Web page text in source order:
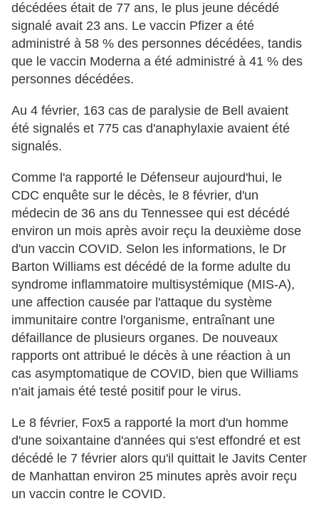
décédées était de 77 ans, le plus jeune décédé
signalé avait 23 ans. Le vaccin Pfizer a été
administré à 58 % des personnes décédées, tandis
que le vaccin Moderna a été administré à 41 % des
personnes décédées.
Au 4 février, 163 cas de paralysie de Bell avaient
été signalés et 775 cas d'anaphylaxie avaient été
signalés.
Comme l'a rapporté le Défenseur aujourd'hui, le
CDC enquête sur le décès, le 8 février, d'un
médecin de 36 ans du Tennessee qui est décédé
environ un mois après avoir reçu la deuxième dose
d'un vaccin COVID. Selon les informations, le Dr
Barton Williams est décédé de la forme adulte du
syndrome inflammatoire multisystémique (MIS-A),
une affection causée par l'attaque du système
immunitaire contre l'organisme, entraînant une
défaillance de plusieurs organes. De nouveaux
rapports ont attribué le décès à une réaction à un
cas asymptomatique de COVID, bien que Williams
n'ait jamais été testé positif pour le virus.
Le 8 février, Fox5 a rapporté la mort d'un homme
d'une soixantaine d'années qui s'est effondré et est
décédé le 7 février alors qu'il quittait le Javits Center
de Manhattan environ 25 minutes après avoir reçu
un vaccin contre le COVID.